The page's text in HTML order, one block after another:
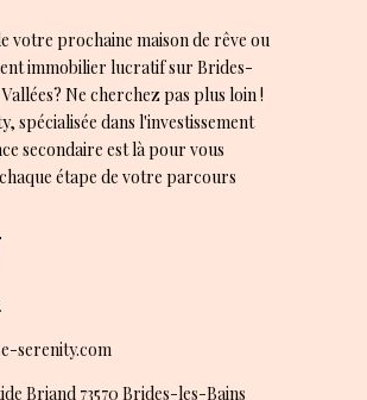
votre prochaine maison de rêve ou
immobilier lucratif sur Brides-
Ne cherchez pas plus loin !
spécialisée dans l'investissement
secondaire est là pour vous
étape de votre parcours
serenity.com
Briand 73570 Brides-les-Bains